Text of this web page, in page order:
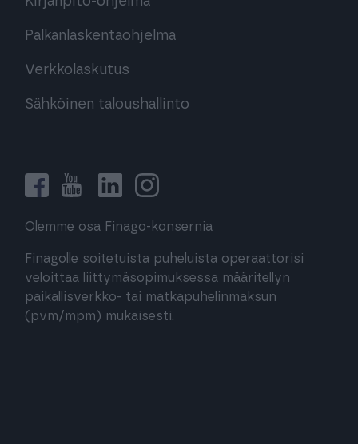
Palkanlaskentaohjelma
Verkkolaskutus
Sähköinen taloushallinto
Olemme osa Finago-konsernia
Finagolle soitetuista puheluista operaattorisi
veloittaa liittymäsopimuksessa määritellyn
paikallisverkko- tai matkapuhelinmaksun
(pvm/mpm) mukaisesti.